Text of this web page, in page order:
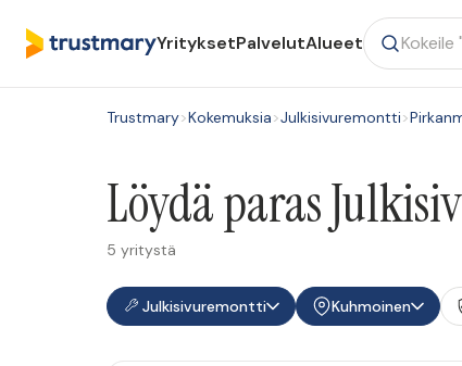
YrityksetPalvelutAlueet
Trustmary>Kokemuksia>Julkisivuremontti>
Löydä paras
5 yritystä
Julkisivuremontti Kuhmoinen